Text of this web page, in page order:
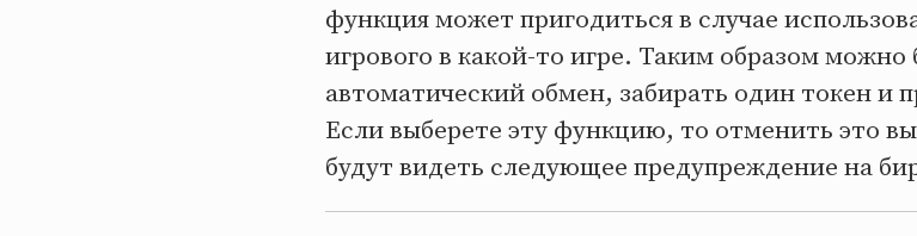
функция может пригодиться в случае
игрового в какой-то игре. Таким образом можно
автоматический обмен, забирать один токен и
Если выберете эту функцию, то отменить это
будут видеть следующее предупреждение на